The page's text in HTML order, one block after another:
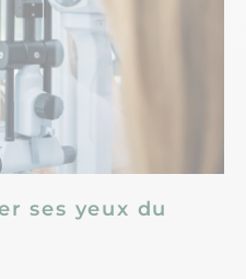
ses yeux du